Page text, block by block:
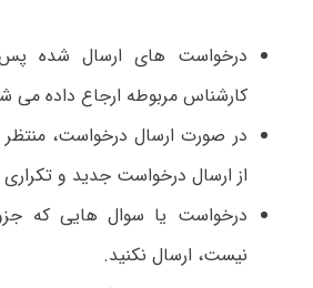
درخواست های ارسال شده پس
کارشناس مربوطه ارجاع داده می
در صورت ارسال درخواست،
از ارسال درخواست جدید و
درخواست یا سوال هایی که
نیست، ارسال نکنید.